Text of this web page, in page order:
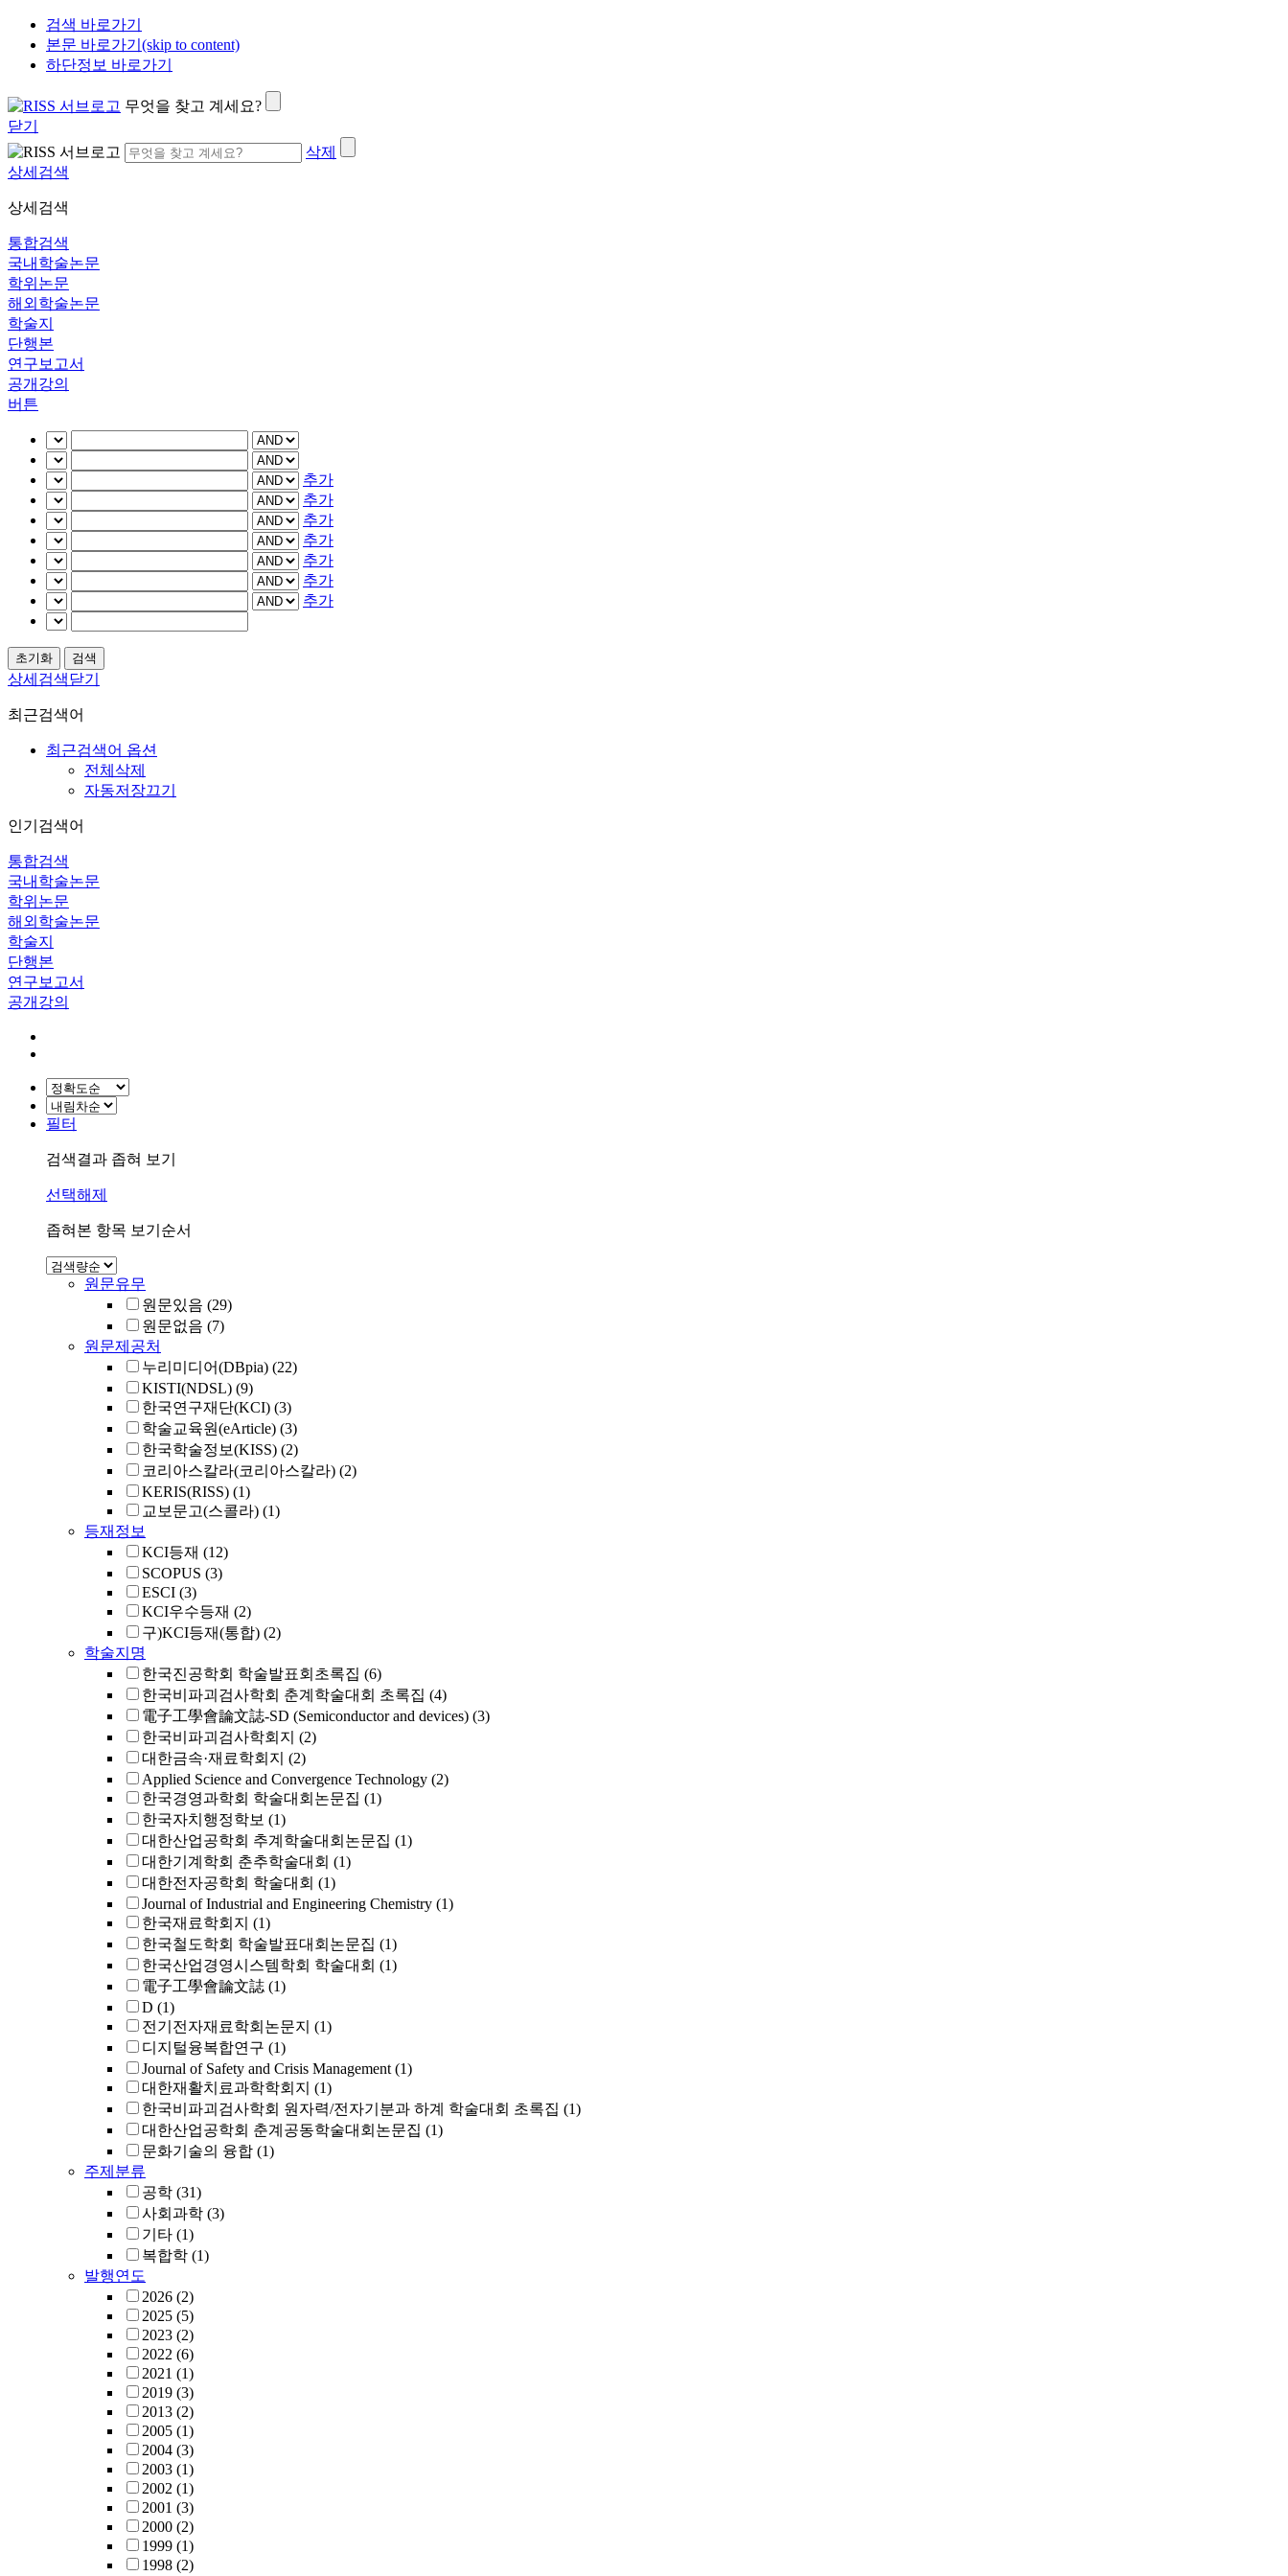
검색 바로가기
본문 바로가기(skip to content)
하단정보 바로가기
무엇을 찾고 계세요?
닫기
삭제
상세검색
상세검색
통합검색
국내학술논문
학위논문
해외학술논문
학술지
단행본
연구보고서
공개강의
버튼
추가
추가
추가
추가
추가
추가
추가
상세검색닫기
최근검색어
최근검색어 옵션
전체삭제
자동저장끄기
인기검색어
통합검색
국내학술논문
학위논문
해외학술논문
학술지
단행본
연구보고서
공개강의
필터
검색결과 좁혀 보기
선택해제
좁혀본 항목 보기순서
원문유무
원문있음 (29)
원문없음 (7)
원문제공처
누리미디어(DBpia) (22)
KISTI(NDSL) (9)
한국연구재단(KCI) (3)
학술교육원(eArticle) (3)
한국학술정보(KISS) (2)
코리아스칼라(코리아스칼라) (2)
KERIS(RISS) (1)
교보문고(스콜라) (1)
등재정보
KCI등재 (12)
SCOPUS (3)
ESCI (3)
KCI우수등재 (2)
구)KCI등재(통합) (2)
학술지명
한국진공학회 학술발표회초록집 (6)
한국비파괴검사학회 춘계학술대회 초록집 (4)
電子工學會論文誌-SD (Semiconductor and devices) (3)
한국비파괴검사학회지 (2)
대한금속·재료학회지 (2)
Applied Science and Convergence Technology (2)
한국경영과학회 학술대회논문집 (1)
한국자치행정학보 (1)
대한산업공학회 추계학술대회논문집 (1)
대한기계학회 춘추학술대회 (1)
대한전자공학회 학술대회 (1)
Journal of Industrial and Engineering Chemistry (1)
한국재료학회지 (1)
한국철도학회 학술발표대회논문집 (1)
한국산업경영시스템학회 학술대회 (1)
電子工學會論文誌 (1)
D (1)
전기전자재료학회논문지 (1)
디지털융복합연구 (1)
Journal of Safety and Crisis Management (1)
대한재활치료과학학회지 (1)
한국비파괴검사학회 원자력/전자기분과 하계 학술대회 초록집 (1)
대한산업공학회 춘계공동학술대회논문집 (1)
문화기술의 융합 (1)
주제분류
공학 (31)
사회과학 (3)
기타 (1)
복합학 (1)
발행연도
2026 (2)
2025 (5)
2023 (2)
2022 (6)
2021 (1)
2019 (3)
2013 (2)
2005 (1)
2004 (3)
2003 (1)
2002 (1)
2001 (3)
2000 (2)
1999 (1)
1998 (2)